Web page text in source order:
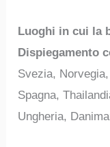
Luoghi in cui la
Dispiegamento
Svezia,
Spagna,
Ungheria,